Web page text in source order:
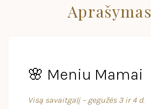
Aprašymas
🌸 Meniu Mamai
Visą savaitgalį – gegužės 3 ir 4 d.